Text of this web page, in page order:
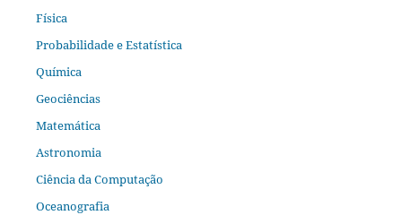
Física
Probabilidade e Estatística
Química
Geociências
Matemática
Astronomia
Ciência da Computação
Oceanografia